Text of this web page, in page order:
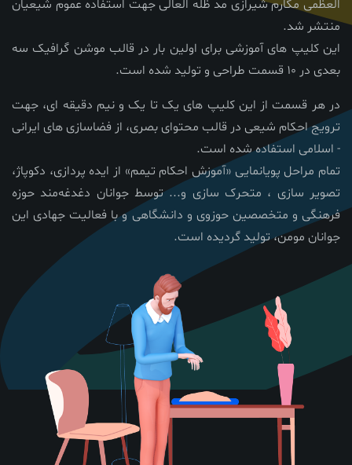
العظمی مکارم شیرازی مد ظله العالی جهت استفاده عموم شیعیان
منتشر شد.
این کلیپ های آموزشی برای اولین بار در قالب موشن گرافیک سه
بعدی در 10 قسمت طراحی و تولید شده است.
در هر قسمت از این کلیپ های یک تا یک و نیم دقیقه ای، جهت
ترویج احکام شیعی در قالب محتوای بصری، از فضاسازی های ایرانی
- اسلامی استفاده شده است.
تمام مراحل پویانمایی «آموزش احکام تیمم» از ایده پردازی، دکوپاژ،
تصویر سازی ، متحرک سازی و... توسط جوانان دغدغه‌مند حوزه
فرهنگی و متخصصین حوزوی و دانشگاهی و با فعالیت جهادی این
جوانان مومن، تولید گردیده است.